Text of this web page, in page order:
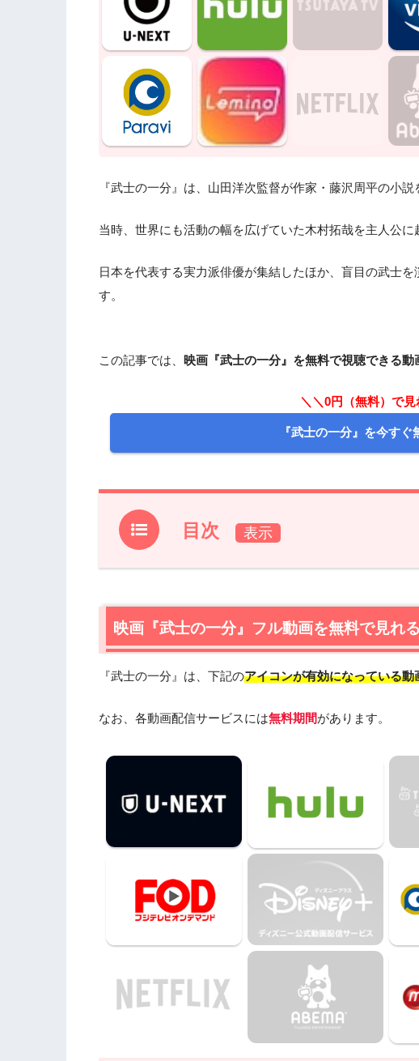
『武士の一分』は、山田洋次監督が作家・藤沢周平の小
当時、世界にも活動の幅を広げていた木村拓哉を主人公に
日本を代表する実力派俳優が集結したほか、盲目の武士
す。
この記事では、 映画『武士の一分』を無料で視聴できる動
＼＼0円（無料）で
『武士の一分』を今すぐ
目次
1.映画『武士の一分』フル動画を無料で見れる動画
2.『武士の一分』作品情報
2.1『武士の一分』あらすじ
2.3『武士の一分』制作スタッフ
3.『武士の一分』を見たい人におすすめの関連作品
映画『武士の一分』の動画はDailymotionや
映画『武士の一分』動画フル無料視聴まとめ
映画『武士の一分』フル動画を無料で見れ
『武士の一分』は、下記のアイコンが有効になっている動
なお、各動画配信サービスには無料期間があります。